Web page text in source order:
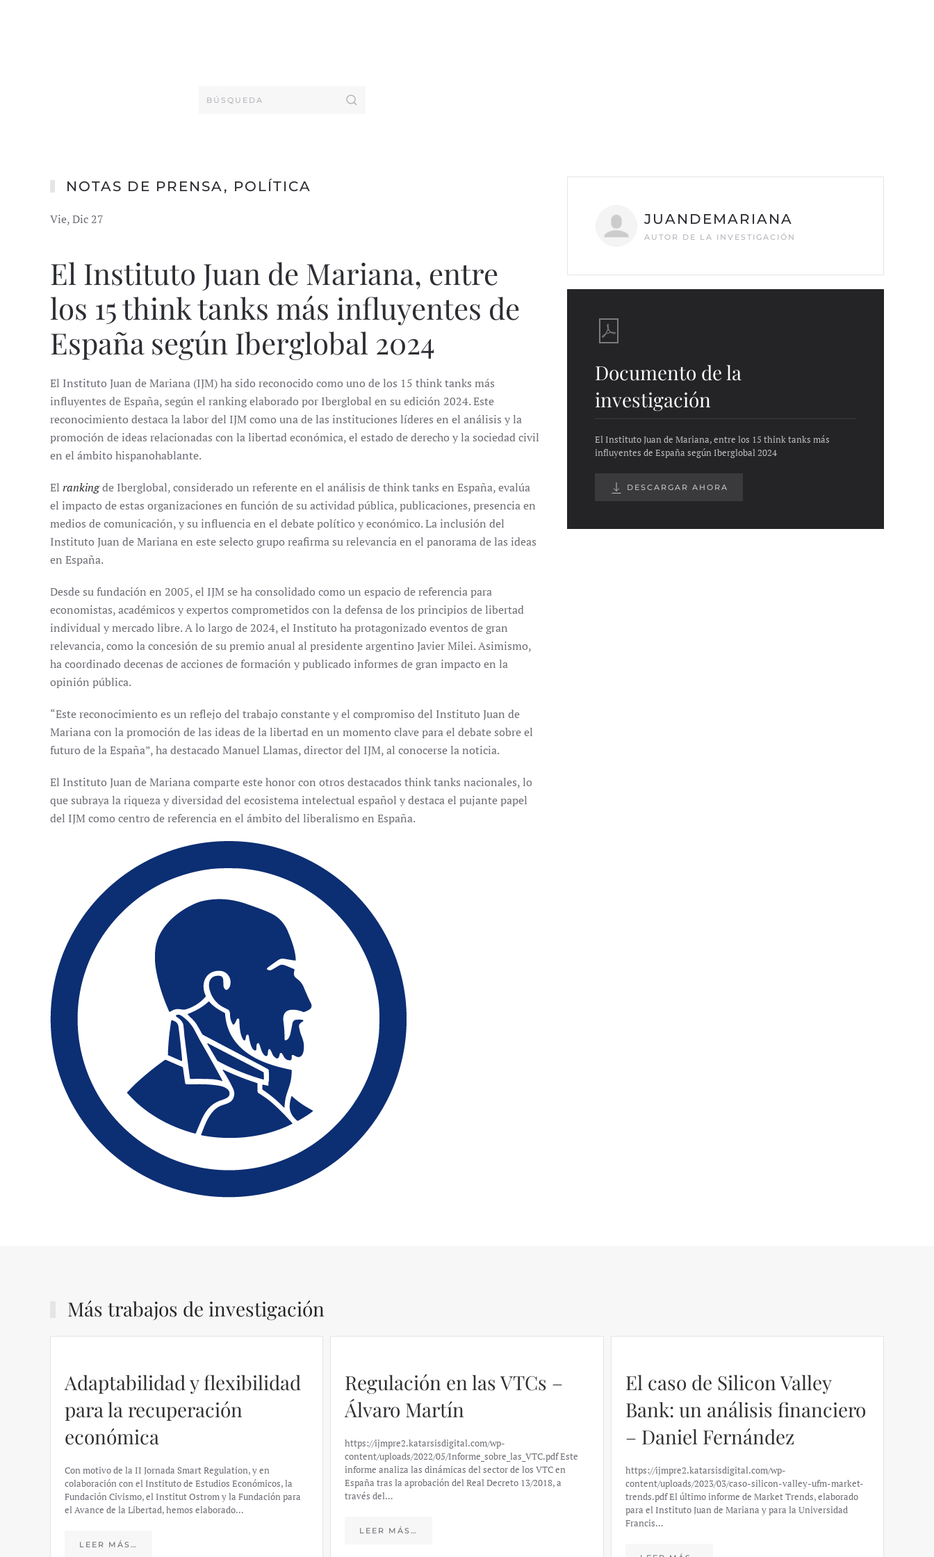
NOTAS DE PRENSA, POLÍTICA
Vie, Dic 27
El Instituto Juan de Mariana, entre
los 15 think tanks más influyentes de
España según Iberglobal 2024
El Instituto Juan de Mariana (IJM) ha sido reconocido como uno de los 15 think tanks más
influyentes de España, según el ranking elaborado por Iberglobal en su edición 2024. Este
reconocimiento destaca la labor del IJM como una de las instituciones líderes en el análisis y la
promoción de ideas relacionadas con la libertad económica, el estado de derecho y la sociedad civil
en el ámbito hispanohablante.
El rankingde Iberglobal, considerado un referente en el análisis de think tanks en España, evalúa
el impacto de estas organizaciones en función de su actividad pública, publicaciones, presencia en
medios de comunicación, y su influencia en el debate político y económico. La inclusión del
Instituto Juan de Mariana en este selecto grupo reafirma su relevancia en el panorama de las ideas
en España.
Desde su fundación en 2005, el IJM se ha consolidado como un espacio de referencia para
economistas, académicos y expertos comprometidos con la defensa de los principios de libertad
individual y mercado libre. A lo largo de 2024, el Instituto ha protagonizado eventos de gran
relevancia, como la concesión de su premio anual al presidente argentino Javier Milei. Asimismo,
ha coordinado decenas de acciones de formación y publicado informes de gran impacto en la
opinión pública.
“Este reconocimiento es un reflejo del trabajo constante y el compromiso del Instituto Juan de
Mariana con la promoción de las ideas de la libertad en un momento clave para el debate sobre el
futuro de la España”, ha destacado Manuel Llamas, director del IJM, al conocerse la noticia.
El Instituto Juan de Mariana comparte este honor con otros destacados think tanks nacionales, lo
que subraya la riqueza y diversidad del ecosistema intelectual español y destaca el pujante papel
del IJM como centro de referencia en el ámbito del liberalismo en España.
JUANDEMARIANA
AUTOR DE LA INVESTIGACIÓN
Documento de la
investigación
El Instituto Juan de Mariana, entre los 15 think tanks más
influyentes de España según Iberglobal 2024
DESCARGAR AHORA
Más trabajos de investigación
Adaptabilidad y flexibilidad
para la recuperación
económica
Con motivo de la II Jornada Smart Regulation, y en
colaboración con el Instituto de Estudios Económicos, la
Fundación Civismo, el Institut Ostrom y la Fundación para
el Avance de la Libertad, hemos elaborado…
LEER MÁS…
Regulación en las VTCs –
Álvaro Martín
https://ijmpre2.katarsisdigital.com/wp-
content/uploads/2022/05/Informe_sobre_las_VTC.pdf Este
informe analiza las dinámicas del sector de los VTC en
España tras la aprobación del Real Decreto 13/2018, a
través del…
LEER MÁS…
El caso de Silicon Valley
Bank: un análisis financiero
– Daniel Fernández
https://ijmpre2.katarsisdigital.com/wp-
content/uploads/2023/03/caso-silicon-valley-ufm-market-
trends.pdf El último informe de Market Trends, elaborado
para el Instituto Juan de Mariana y para la Universidad
Francis…